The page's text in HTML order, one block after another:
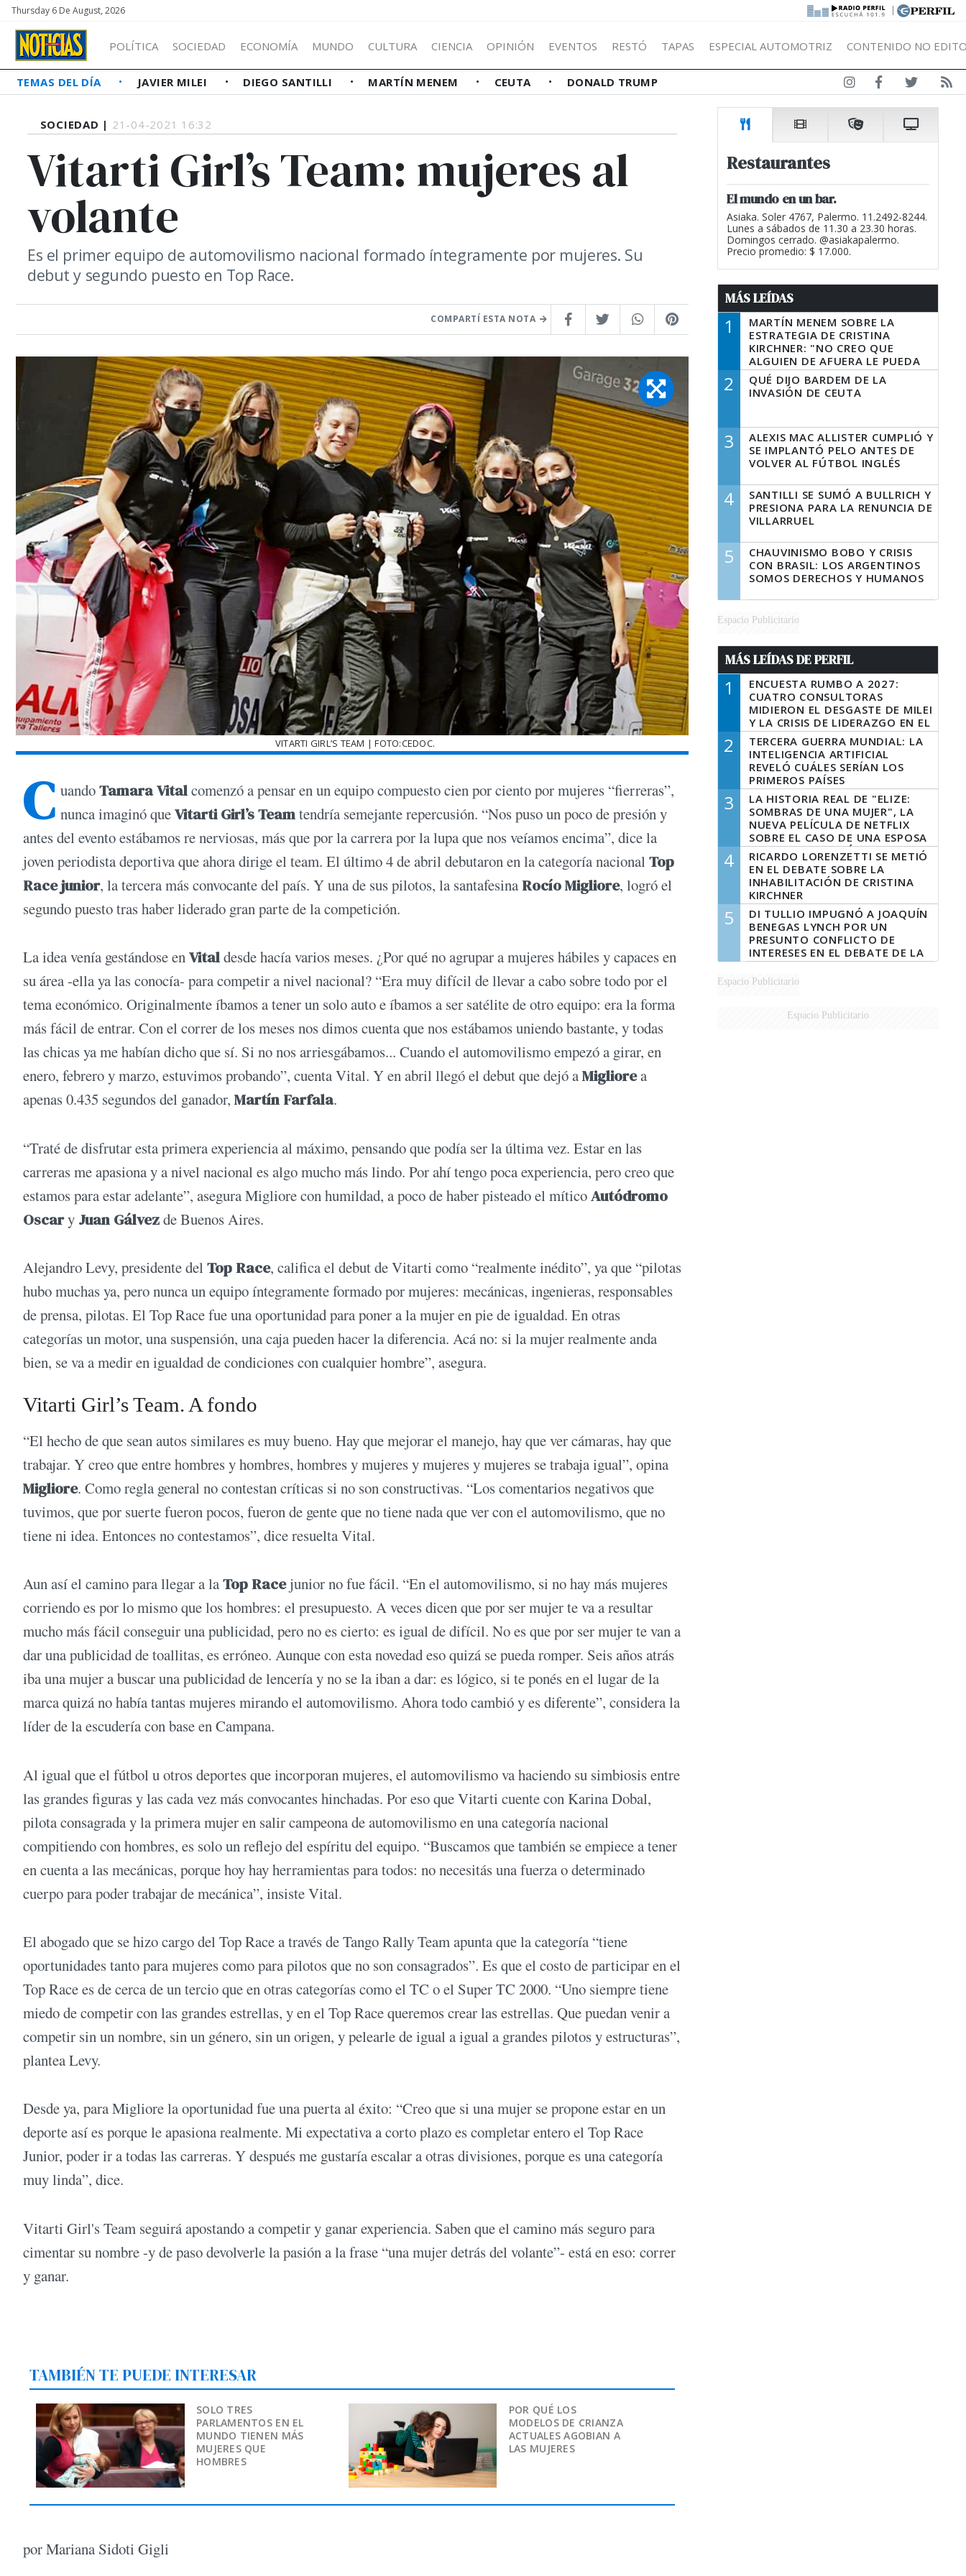
Thursday 6 De August, 2026 |
POLÍTICA SOCIEDAD ECONOMÍA MUNDO CULTURA CIENCIA OPINIÓN EVENTOS RESTÓ TAPAS ESPECIAL AUTOMOTRIZ CONTENIDO NO
TEMAS DEL DÍA JAVIER MILEI DIEGO SANTILLI MARTÍN MENEM CEUTA DONALD TRUMP
SOCIEDAD | 21-04-2021 16:32
Vitarti Girl’s Team: mujeres al
volante
Es el primer equipo de automovilismo nacional formado íntegramente por mujeres. Su
debut y segundo puesto en Top Race.
COMPARTÍ ESTA NOTA
VITARTI GIRL’S TEAM | FOTO:CEDOC.
C uandoTamara Vitalcomenzó a pensar en un equipo compuesto cien por ciento por mujeres “fierreras”,
nunca imaginó queVitarti Girl’s Teamtendría semejante repercusión. “Nos puso un poco de presión y
antes del evento estábamos re nerviosas, más que por la carrera por la lupa que nos veíamos encima”, dice la
joven periodista deportiva que ahora dirige el team. El último 4 de abril debutaron en la categoría nacional Top
Race junior, la tercera más convocante del país. Y una de sus pilotos, la santafesina Rocío Migliore, logró el
segundo puesto tras haber liderado gran parte de la competición.
La idea venía gestándose enVitaldesde hacía varios meses. ¿Por qué no agrupar a mujeres hábiles y capaces en
su área -ella ya las conocía- para competir a nivel nacional? “Era muy difícil de llevar a cabo sobre todo por el
tema económico. Originalmente íbamos a tener un solo auto e íbamos a ser satélite de otro equipo: era la forma
más fácil de entrar. Con el correr de los meses nos dimos cuenta que nos estábamos uniendo bastante, y todas
las chicas ya me habían dicho que sí. Si no nos arriesgábamos... Cuando el automovilismo empezó a girar, en
enero, febrero y marzo, estuvimos probando”, cuenta Vital. Y en abril llegó el debut que dejó aMigliorea
apenas 0.435 segundos del ganador, Martín Farfala.
“Traté de disfrutar esta primera experiencia al máximo, pensando que podía ser la última vez. Estar en las
carreras me apasiona y a nivel nacional es algo mucho más lindo. Por ahí tengo poca experiencia, pero creo que
estamos para estar adelante”, asegura Migliore con humildad, a poco de haber pisteado el míticoAutódromo
Oscary Juan Gálvezde Buenos Aires.
Alejandro Levy, presidente del Top Race, califica el debut de Vitarti como “realmente inédito”, ya que “pilotas
hubo muchas ya, pero nunca un equipo íntegramente formado por mujeres: mecánicas, ingenieras, responsables
de prensa, pilotas. El Top Race fue una oportunidad para poner a la mujer en pie de igualdad. En otras
categorías un motor, una suspensión, una caja pueden hacer la diferencia. Acá no: si la mujer realmente anda
bien, se va a medir en igualdad de condiciones con cualquier hombre”, asegura.
Vitarti Girl’s Team. A fondo
“El hecho de que sean autos similares es muy bueno. Hay que mejorar el manejo, hay que ver cámaras, hay que
trabajar. Y creo que entre hombres y hombres, hombres y mujeres y mujeres y mujeres se trabaja igual”, opina
Migliore. Como regla general no contestan críticas si no son constructivas. “Los comentarios negativos que
tuvimos, que por suerte fueron pocos, fueron de gente que no tiene nada que ver con el automovilismo, que no
tiene ni idea. Entonces no contestamos”, dice resuelta Vital.
Aun así el camino para llegar a laTop Racejunior no fue fácil. “En el automovilismo, si no hay más mujeres
corriendo es por lo mismo que los hombres: el presupuesto. A veces dicen que por ser mujer te va a resultar
mucho más fácil conseguir una publicidad, pero no es cierto: es igual de difícil. No es que por ser mujer te van a
dar una publicidad de toallitas, es erróneo. Aunque con esta novedad eso quizá se pueda romper. Seis años atrás
iba una mujer a buscar una publicidad de lencería y no se la iban a dar: es lógico, si te ponés en el lugar de la
marca quizá no había tantas mujeres mirando el automovilismo. Ahora todo cambió y es diferente”, considera la
líder de la escudería con base en Campana.
Al igual que el fútbol u otros deportes que incorporan mujeres, el automovilismo va haciendo su simbiosis entre
las grandes figuras y las cada vez más convocantes hinchadas. Por eso que Vitarti cuente con Karina Dobal,
pilota consagrada y la primera mujer en salir campeona de automovilismo en una categoría nacional
compitiendo con hombres, es solo un reflejo del espíritu del equipo. “Buscamos que también se empiece a tener
en cuenta a las mecánicas, porque hoy hay herramientas para todos: no necesitás una fuerza o determinado
cuerpo para poder trabajar de mecánica”, insiste Vital.
El abogado que se hizo cargo del Top Race a través de Tango Rally Team apunta que la categoría “tiene
oportunidades tanto para mujeres como para pilotos que no son consagrados”. Es que el costo de participar en el
Top Race es de cerca de un tercio que en otras categorías como el TC o el Super TC 2000. “Uno siempre tiene
miedo de competir con las grandes estrellas, y en el Top Race queremos crear las estrellas. Que puedan venir a
competir sin un nombre, sin un género, sin un origen, y pelearle de igual a igual a grandes pilotos y estructuras”,
plantea Levy.
Desde ya, para Migliore la oportunidad fue una puerta al éxito: “Creo que si una mujer se propone estar en un
deporte así es porque le apasiona realmente. Mi expectativa a corto plazo es completar entero el Top Race
Junior, poder ir a todas las carreras. Y después me gustaría escalar a otras divisiones, porque es una categoría
muy linda”, dice.
Vitarti Girl's Team seguirá apostando a competir y ganar experiencia. Saben que el camino más seguro para
cimentar su nombre -y de paso devolverle la pasión a la frase “una mujer detrás del volante”- está en eso: correr
y ganar.
TAMBIÉN TE PUEDE INTERESAR
SOLO TRES
PARLAMENTOS EN EL
MUNDO TIENEN MÁS
MUJERES QUE
HOMBRES
POR QUÉ LOS
MODELOS DE CRIANZA
ACTUALES AGOBIAN A
LAS MUJERES
por Mariana Sidoti Gigli
Restaurantes
El mundo en un bar.
Asiaka. Soler 4767, Palermo. 11.2492-8244.
Lunes a sábados de 11.30 a 23.30 horas.
Domingos cerrado. @asiakapalermo.
Precio promedio: $ 17.000.
MÁS LEÍDAS
1
MARTÍN MENEM SOBRE LA
ESTRATEGIA DE CRISTINA
KIRCHNER: "NO CREO QUE
ALGUIEN DE AFUERA LE PUEDA
DECIR A LA JUSTICIA LO QUE
TIENE QUE HACER"
2
QUÉ DIJO BARDEM DE LA
INVASIÓN DE CEUTA
3
ALEXIS MAC ALLISTER CUMPLIÓ Y
SE IMPLANTÓ PELO ANTES DE
VOLVER AL FÚTBOL INGLÉS
4
SANTILLI SE SUMÓ A BULLRICH Y
PRESIONA PARA LA RENUNCIA DE
VILLARRUEL
5
CHAUVINISMO BOBO Y CRISIS
CON BRASIL: LOS ARGENTINOS
SOMOS DERECHOS Y HUMANOS
Espacio Publicitario
MÁS LEÍDAS DE PERFIL
1
ENCUESTA RUMBO A 2027:
CUATRO CONSULTORAS
MIDIERON EL DESGASTE DE MILEI
Y LA CRISIS DE LIDERAZGO EN EL
PERONISMO
2
TERCERA GUERRA MUNDIAL: LA
INTELIGENCIA ARTIFICIAL
REVELÓ CUÁLES SERÍAN LOS
PRIMEROS PAÍSES
LATINOAMERICANOS EN SER
DERROTADOS
3
LA HISTORIA REAL DE "ELIZE:
SOMBRAS DE UNA MUJER", LA
NUEVA PELÍCULA DE NETFLIX
SOBRE EL CASO DE UNA ESPOSA
QUE DESCUARTIZÓ A SU
MARIDO
4
RICARDO LORENZETTI SE METIÓ
EN EL DEBATE SOBRE LA
INHABILITACIÓN DE CRISTINA
KIRCHNER
5
DI TULLIO IMPUGNÓ A JOAQUÍN
BENEGAS LYNCH POR UN
PRESUNTO CONFLICTO DE
INTERESES EN EL DEBATE DE LA
LEY DE TIERRAS
Espacio Publicitario
Espacio Publicitario